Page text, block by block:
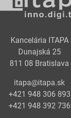
Kancelária ITAPA
Dunajská 25
811 08 Bratislava
itapa@itapa.sk
+421 948 306 893
+421 948 392 736